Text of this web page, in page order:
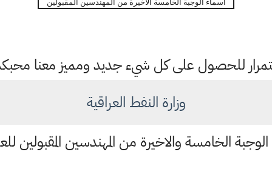
اسماء الوجبة الخامسة الاخيرة من المهندسين المقبولين
للحصول على كل شيء جديد ومميز معنا
وزارة النفط العراقية
الخامسة والاخيرة من المهندسين المقبولين